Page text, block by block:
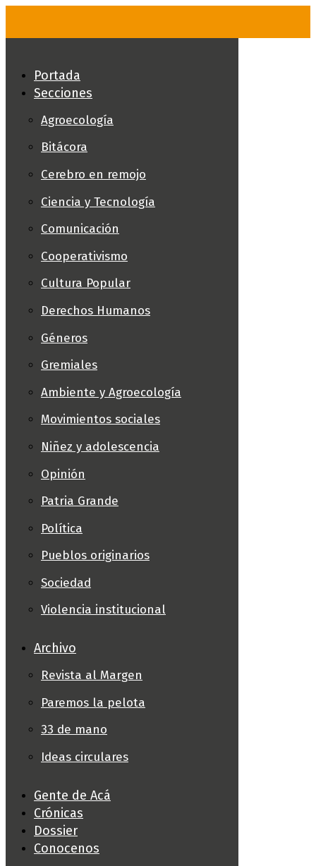
Portada
Secciones
Agroecología
Bitácora
Cerebro en remojo
Ciencia y Tecnología
Comunicación
Cooperativismo
Cultura Popular
Derechos Humanos
Géneros
Gremiales
Ambiente y Agroecología
Movimientos sociales
Niñez y adolescencia
Opinión
Patria Grande
Política
Pueblos originarios
Sociedad
Violencia institucional
Archivo
Revista al Margen
Paremos la pelota
33 de mano
Ideas circulares
Gente de Acá
Crónicas
Dossier
Conocenos